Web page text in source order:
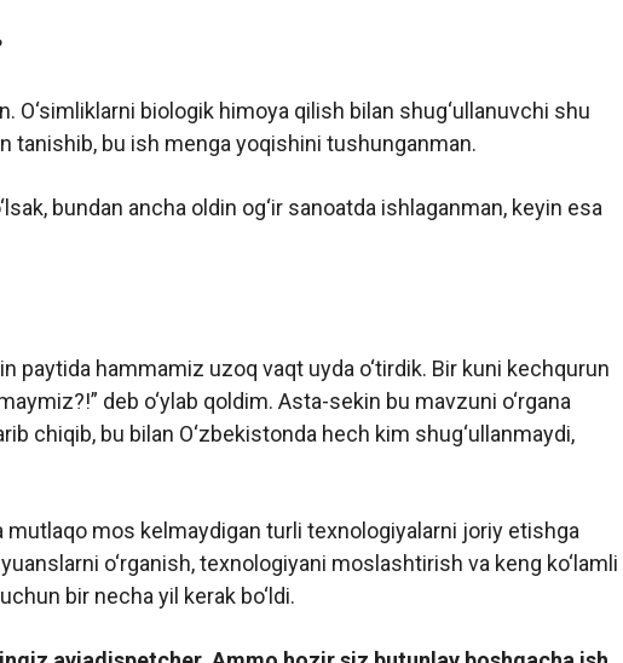
O‘simliklarni biologik himoya qilish bilan shug‘ullanuvchi shu
tanishib, bu ish menga yoqishini tushunganman.
bundan ancha oldin og‘ir sanoatda ishlaganman, keyin esa
paytida hammamiz uzoq vaqt uyda o‘tirdik. Bir kuni kechqurun
deb o‘ylab qoldim. Asta-sekin bu mavzuni o‘rgana
chiqib, bu bilan O‘zbekistonda hech kim shug‘ullanmaydi,
mos kelmaydigan turli texnologiyalarni joriy etishga
o‘rganish, texnologiyani moslashtirish va keng ko‘lamli
bir necha yil kerak bo‘ldi.